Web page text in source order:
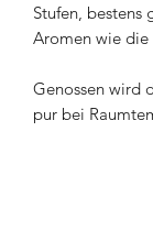
Stufen, bestens
Aromen wie die
Genossen wird
pur bei